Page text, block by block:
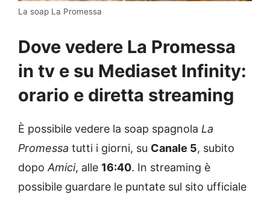
La soap La Promessa
Dove vedere La Promessa
in tv e su Mediaset Infinity:
orario e diretta streaming
È possibile vedere la soap spagnola La
Promessa tutti i giorni, su Canale 5, subito
dopo Amici, alle 16:40. In streaming è
possibile guardare le puntate sul sito ufficiale